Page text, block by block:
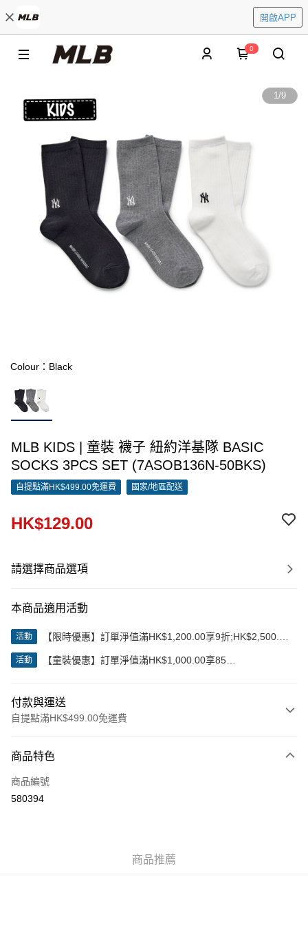
開啟APP
0
1/9
Colour：Black
MLB KIDS | 童裝 襪子 紐約洋基隊 BASIC
SOCKS 3PCS SET (7ASOB136N-50BKS)
自提點滿HK$499.00免運費 國家/地區配送
HK$129.00
請選擇商品選項
本商品適用活動
活動
【限時優惠】訂單淨值滿HK$1,200.00享9折;HK$2,500.00
活動
【童裝優惠】訂單淨值滿HK$1,000.00享85
付款與運送
自提點滿HK$499.00免運費
信用卡
Apple Pay
商品特色
商品編號
580394
商品推薦